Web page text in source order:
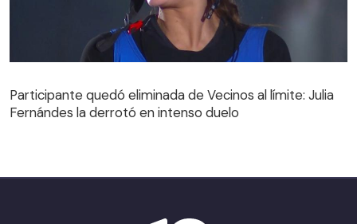
Fernándes la derrotó en intenso duelo
Participante quedó eliminada de Vecinos al límite: Julia
Fernándes la derrotó en intenso duelo